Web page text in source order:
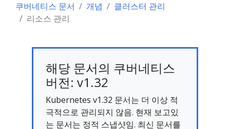
쿠버네티스 문서 개념
클러스터 관리
리소스 관리
해당 문서의 쿠버네티스
버전: v1.32
Kubernetes v1.32 문서는 더 이상 적
극적으로 관리되지 않음. 현재 보고있
는 문서는 정적 스냅샷임. 최신 문서를